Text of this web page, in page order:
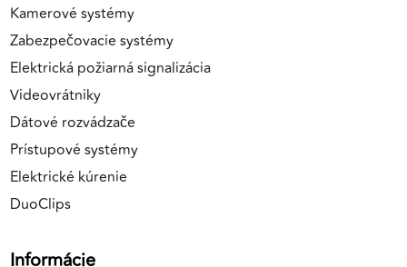
Kamerové systémy
Zabezpečovacie systémy
Elektrická požiarná signalizácia
Videovrátniky
Dátové rozvádzače
Prístupové systémy
Elektrické kúrenie
DuoClips
Informácie